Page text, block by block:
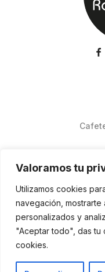
Valoramos tu
Utilizamos cookies
navegación,
personalizados y
"Aceptar todo", das tu
cookies.